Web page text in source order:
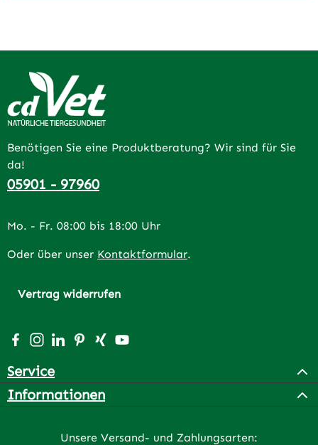
Benötigen Sie eine Produktberatung? Wir sind für Sie
da!
05901 - 97960
Mo. - Fr. 08:00 bis 18:00 Uhr
Oder über unser Kontaktformular.
Vertrag widerrufen
Besuche uns auf Facebook – öffnet in neuem Tab
Schau auf Instagram vorbei – öffnet in neuem Tab
Vernetze dich mit uns auf LinkedIn – öffnet in
Lass dich auf Pinterest inspirieren – öffnet
Vernetze dich mit uns auf Xing – öffnet
Sieh dir unsere Videos auf YouTube
Service
Informationen
Unsere Versand- und Zahlungsarten: